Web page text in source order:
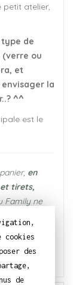
petit atelier,
de
ou
et
la
^^
est le
en
tirets,
Family ne
cookies
des
de